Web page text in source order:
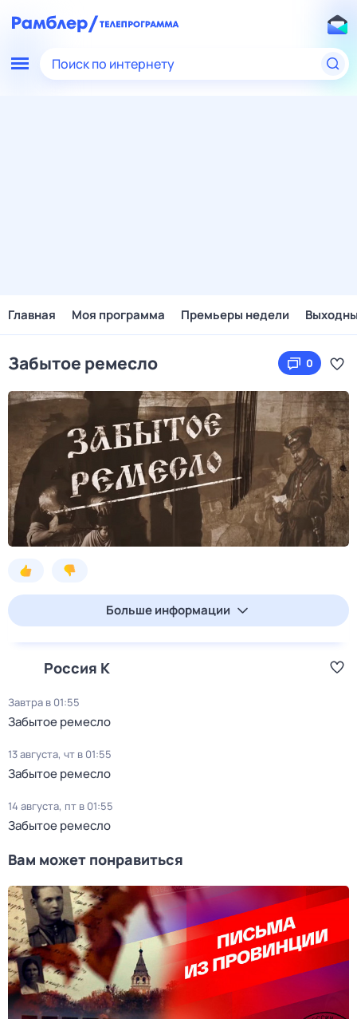
Поиск по интернету
Главная Моя программа Премьеры недели
Забытое ремесло 0
Больше информации
Россия К
Завтра в 01:55
Забытое ремесло
13 августа, чт в 01:55
Забытое ремесло
14 августа, пт в 01:55
Забытое ремесло
Вам может понравиться